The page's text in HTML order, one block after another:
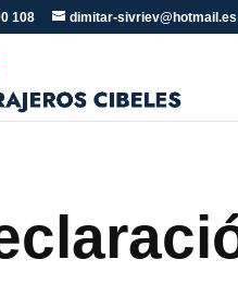
108 dimitar-sivriev@hotmail.es